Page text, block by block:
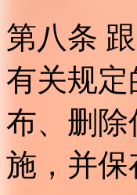
第八条
有关规
布、删
施，并保